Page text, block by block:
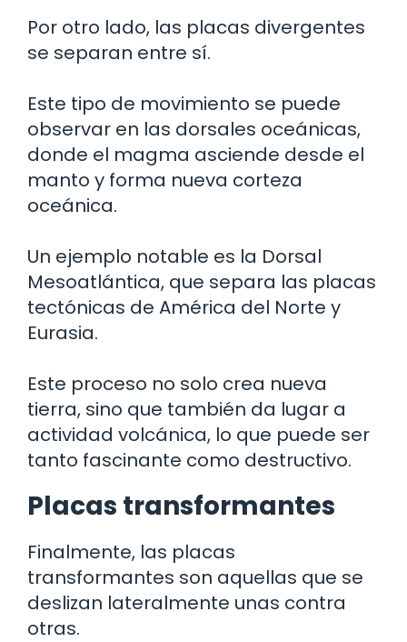
Por otro lado, las placas divergentes
se separan entre sí.
Este tipo de movimiento se puede
observar en las dorsales oceánicas,
donde el magma asciende desde el
manto y forma nueva corteza
oceánica.
Un ejemplo notable es la Dorsal
Mesoatlántica, que separa las placas
tectónicas de América del Norte y
Eurasia.
Este proceso no solo crea nueva
tierra, sino que también da lugar a
actividad volcánica, lo que puede ser
tanto fascinante como destructivo.
Placas transformantes
Finalmente, las placas
transformantes son aquellas que se
deslizan lateralmente unas contra
otras.